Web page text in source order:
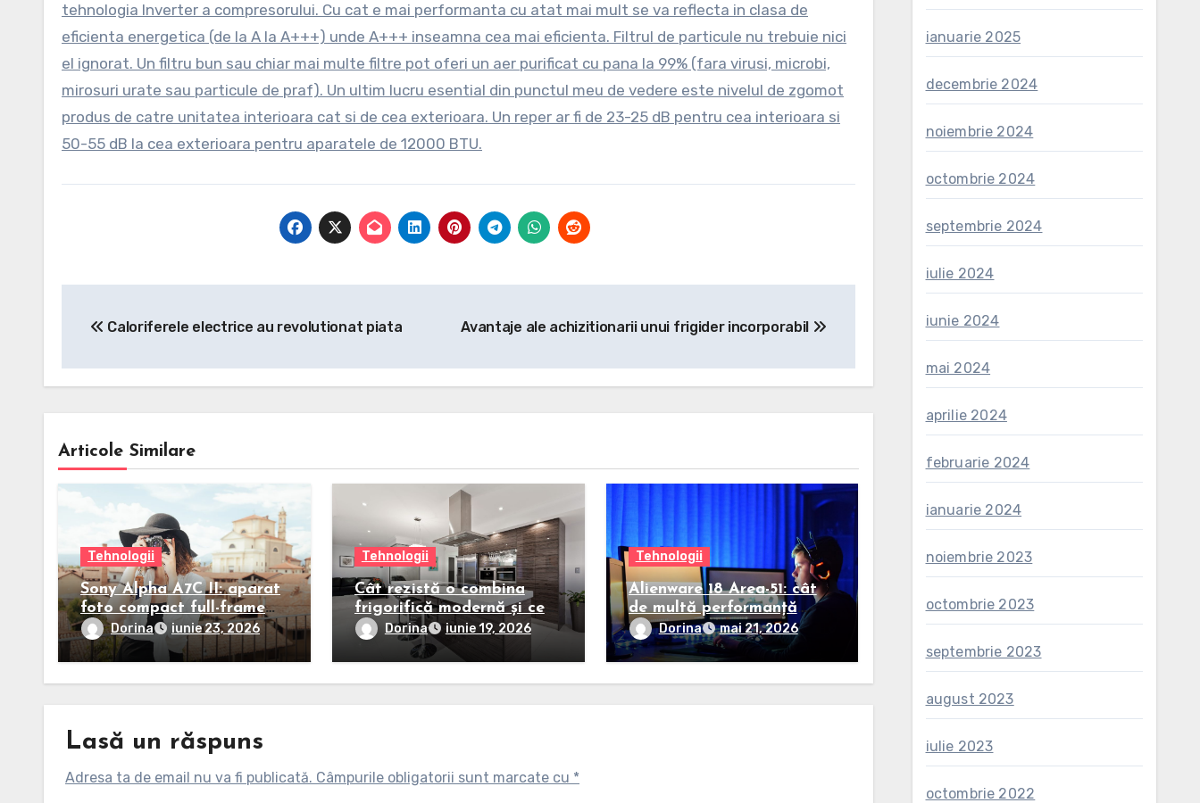
tehnologia Inverter a compresorului. Cu cat e mai performanta cu atat mai mult se va reflecta in clasa de
eficienta energetica (de la A la A+++) unde A+++ inseamna cea mai eficienta. Filtrul de particule nu trebuie nici
el ignorat. Un filtru bun sau chiar mai multe filtre pot oferi un aer purificat cu pana la 99% (fara virusi, microbi,
mirosuri urate sau particule de praf). Un ultim lucru esential din punctul meu de vedere este nivelul de zgomot
produs de catre unitatea interioara cat si de cea exterioara. Un reper ar fi de 23-25 dB pentru cea interioara si
50-55 dB la cea exterioara pentru aparatele de 12000 BTU.
articole
Caloriferele electrice au revolutionat piata Avantaje ale achizitionarii unui frigider incorporabil
Articole Similare
Tehnologii
Sony Alpha A7C II: aparat
foto compact full-frame
pentru călătorii și
fotografie urbană
Dorina iunie 23, 2026
Tehnologii
Cât rezistă o combina
frigorifică modernă și ce
semne arată că trebuie
înlocuită
Dorina iunie 19, 2026
Tehnologii
Alienware 18 Area-51: cât
de multă performanță
poate avea un laptop de
gaming modern
Dorina mai 21, 2026
Lasă un răspuns
Adresa ta de email nu va fi publicată. Câmpurile obligatorii sunt marcate cu *
ianuarie 2025
decembrie 2024
noiembrie 2024
octombrie 2024
septembrie 2024
iulie 2024
iunie 2024
mai 2024
aprilie 2024
februarie 2024
ianuarie 2024
noiembrie 2023
octombrie 2023
septembrie 2023
august 2023
iulie 2023
octombrie 2022